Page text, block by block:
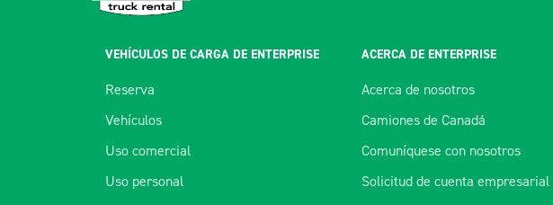
VEHÍCULOS DE CARGA DE ENTERPRISE
Reserva
Vehículos
Uso comercial
Uso personal
ACERCA DE ENTERPRISE
Acerca de nosotros
Camiones de Canadá
Comuníquese con nosotros
Solicitud de cuenta empresarial